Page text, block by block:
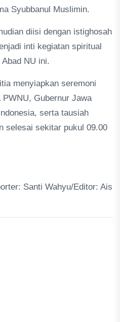
Syubbanul Muslimin.
diisi dengan istighosah
inti kegiatan spiritual
NU ini.
menyiapkan seremoni
Gubernur Jawa
serta tausiah
selesai sekitar pukul 09.00
Santi Wahyu/Editor: Ais